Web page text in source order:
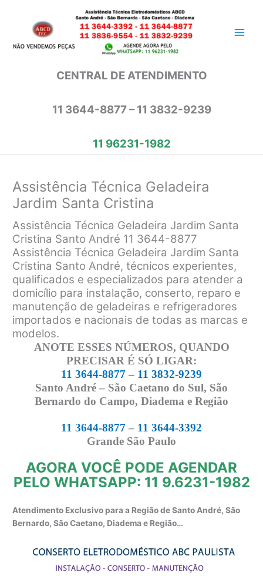
conteúdo
CENTRAL DE ATENDIMENTO
11 3644-8877 – 11 3832-9239
11 96231-1982
Assistência Técnica Geladeira
Jardim Santa Cristina
Assistência Técnica Geladeira Jardim Santa
Cristina Santo André 11 3644-8877
Assistência Técnica Geladeira Jardim Santa
Cristina Santo André, técnicos experientes,
qualificados e especializados para atender a
domicílio para instalação, conserto, reparo e
manutenção de geladeiras e refrigeradores
importados e nacionais de todas as marcas e
modelos.
ANOTE ESSES NÚMEROS, QUANDO
PRECISAR É SÓ LIGAR:
11 3644-8877 – 11 3832-9239
Santo André – São Caetano do Sul, São
Bernardo do Campo, Diadema e Região
11 3644-8877 – 11 3644-3392
Grande São Paulo
AGORA VOCÊ PODE AGENDAR
PELO WHATSAPP: 11 9.6231-1982
Atendimento Exclusivo para a Região de Santo André, São
Bernardo, São Caetano, Diadema e Região…